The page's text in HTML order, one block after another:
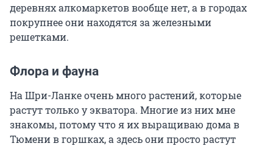
деревнях алкомаркетов вообще нет, а в городах
покрупнее они находятся за железными
решетками.
Флора и фауна
На Шри-Ланке очень много растений, которые
растут только у экватора. Многие из них мне
знакомы, потому что я их выращиваю дома в
Тюмени в горшках, а здесь они просто растут